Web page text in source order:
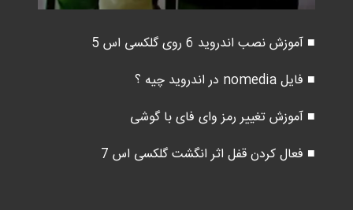
■ آموزش نصب اندروید 6 روی گلکسی اس 5
■ فایل nomedia در اندروید چیه ؟
■ آموزش تغییر رمز وای فای با گوشی
■ فعال کردن قفل اثر انگشت گلکسی اس 7